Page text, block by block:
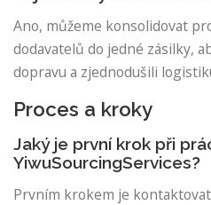
Ano, můžeme konsolidovat
dodavatelů do jedné zásilky,
dopravu a zjednodušili
Proces a kroky
Jaký je první krok při
YiwuSourcingServices?
Prvním krokem je